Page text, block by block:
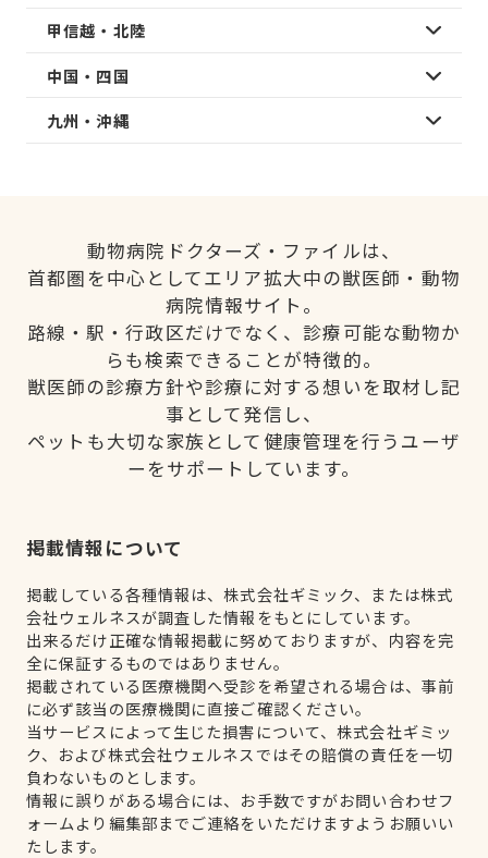
甲信越・北陸
中国・四国
九州・沖縄
動物病院ドクターズ・ファイルは、
首都圏を中心としてエリア拡大中の獣医師・動物
病院情報サイト。
路線・駅・行政区だけでなく、診療可能な動物か
らも検索できることが特徴的。
獣医師の診療方針や診療に対する想いを取材し記
事として発信し、
ペットも大切な家族として健康管理を行うユーザ
ーをサポートしています。
掲載情報について
掲載している各種情報は、株式会社ギミック、または株式
会社ウェルネスが調査した情報をもとにしています。
出来るだけ正確な情報掲載に努めておりますが、内容を完
全に保証するものではありません。
掲載されている医療機関へ受診を希望される場合は、事前
に必ず該当の医療機関に直接ご確認ください。
当サービスによって生じた損害について、株式会社ギミッ
ク、および株式会社ウェルネスではその賠償の責任を一切
負わないものとします。
情報に誤りがある場合には、お手数ですがお問い合わせフ
ォームより編集部までご連絡をいただけますようお願いい
たします。